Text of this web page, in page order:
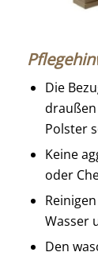
Die
Polster
Keine
oder
Wasser
Den